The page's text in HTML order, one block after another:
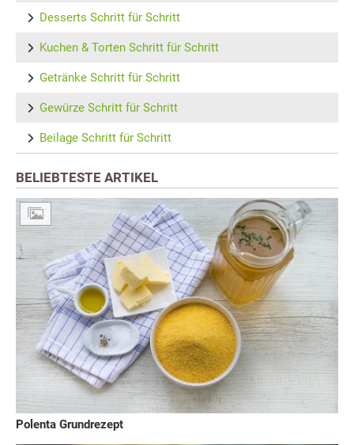
Desserts Schritt für Schritt
Kuchen & Torten Schritt für Schritt
Getränke Schritt für Schritt
Gewürze Schritt für Schritt
Beilage Schritt für Schritt
BELIEBTESTE ARTIKEL
Polenta Grundrezept